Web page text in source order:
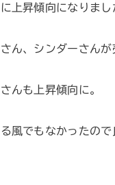
上昇傾向になりまし
ん、シンダーさん
んも上昇傾向に。
風でもなかったの